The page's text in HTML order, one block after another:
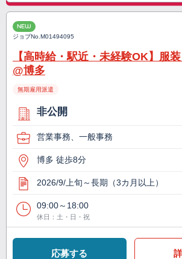
NEW
ジョブNo.M01494095
【高時給・駅近・未経験OK】服
@博多
無期雇用派遣
非公開
営業事務、一般事務
博多 徒歩8分
2026/9/上旬～長期（3カ月以上）
09:00～18:00
休日：土・日・祝
応募する